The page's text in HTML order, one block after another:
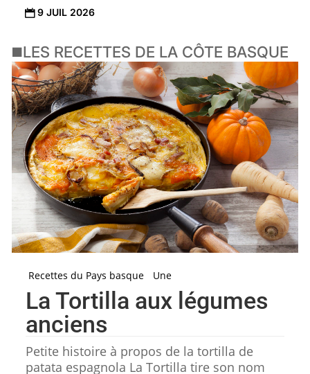
 9 JUIL 2026
◼️LES RECETTES DE LA CÔTE BASQUE
Recettes du Pays basque Une
La Tortilla aux légumes
anciens
Petite histoire à propos de la tortilla de
patata espagnola La Tortilla tire son nom